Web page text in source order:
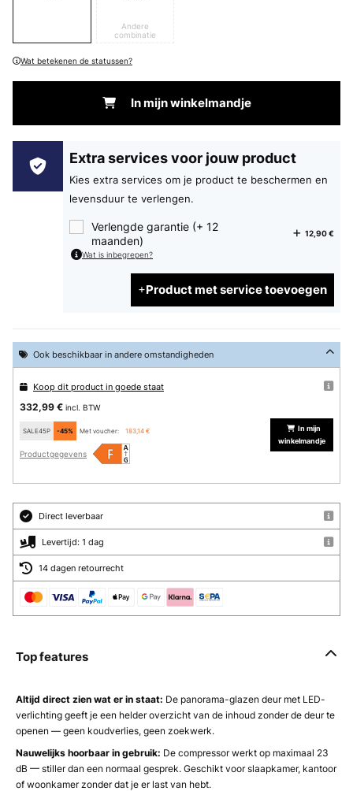
Andere
combinatie
Wat betekenen de statussen?
In mijn winkelmandje
Extra services voor jouw product
Kies extra services om je product te beschermen en
levensduur te verlengen.
Verlengde garantie (+ 12
maanden)
12,90 €
Wat is inbegrepen?
Product met service toevoegen
Ook beschikbaar in andere omstandigheden
Koop dit product in goede staat
332,99 € incl. BTW
SALE45P -45% Met voucher: 183,14 €
Productgegevens
In mijn
winkelmandje
Direct leverbaar
Levertijd: 1 dag
14 dagen retourrecht
Top features
Altijd direct zien wat er in staat: De panorama-glazen deur met LED-
verlichting geeft je een helder overzicht van de inhoud zonder de deur te
openen — geen koudverlies, geen zoekwerk.
Nauwelijks hoorbaar in gebruik: De compressor werkt op maximaal 23
dB — stiller dan een normaal gesprek. Geschikt voor slaapkamer, kantoor
of woonkamer zonder dat je er last van hebt.